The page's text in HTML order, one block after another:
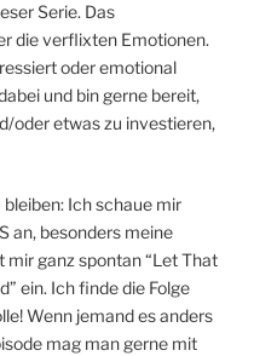
Serie. Das
die verflixten Emotionen.
oder emotional
und bin gerne bereit,
oder etwas zu investieren,
bleiben: Ich schaue mir
an, besonders meine
mir ganz spontan “Let That
ein. Ich finde die Folge
Wenn jemand es anders
mag man gerne mit